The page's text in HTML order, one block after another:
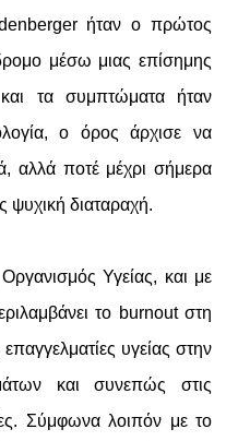
ήταν ο πρώτος
μέσω μιας επίσημης
τα συμπτώματα ήταν
ο όρος άρχισε να
αλλά ποτέ μέχρι σήμερα
ψυχική διαταραχή.
Υγείας, και με
το burnout στη
υγείας στην
και συνεπώς στις
Σύμφωνα λοιπόν με το